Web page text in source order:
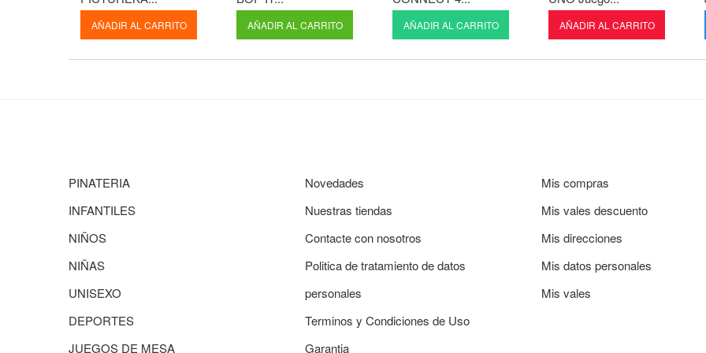
AÑADIR AL CARRITO AÑADIR AL CARRITO AÑADIR AL CARRITO AÑADIR AL CARRITO
PINATERIA
INFANTILES
NIÑOS
NIÑAS
UNISEXO
DEPORTES
JUEGOS DE MESA
Novedades
Nuestras tiendas
Contacte con nosotros
Politica de tratamiento de datos
personales
Terminos y Condiciones de Uso
Garantia
Mis compras
Mis vales descuento
Mis direcciones
Mis datos personales
Mis vales